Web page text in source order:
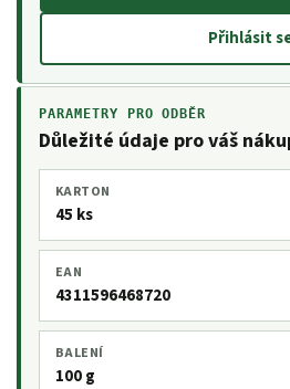
Přihlásit
PARAMETRY PRO ODBĚR
Důležité údaje pro váš
KARTON
45 ks
EAN
4311596468720
BALENÍ
100 g